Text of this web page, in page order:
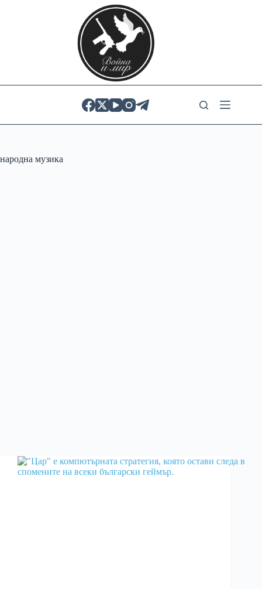
народна музика